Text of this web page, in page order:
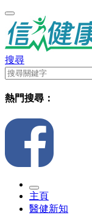
搜尋
熱門搜尋：
主頁
醫健新知